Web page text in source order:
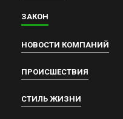
ЗАКОН
НОВОСТИ КОМПАНИЙ
ПРОИСШЕСТВИЯ
СТИЛЬ ЖИЗНИ